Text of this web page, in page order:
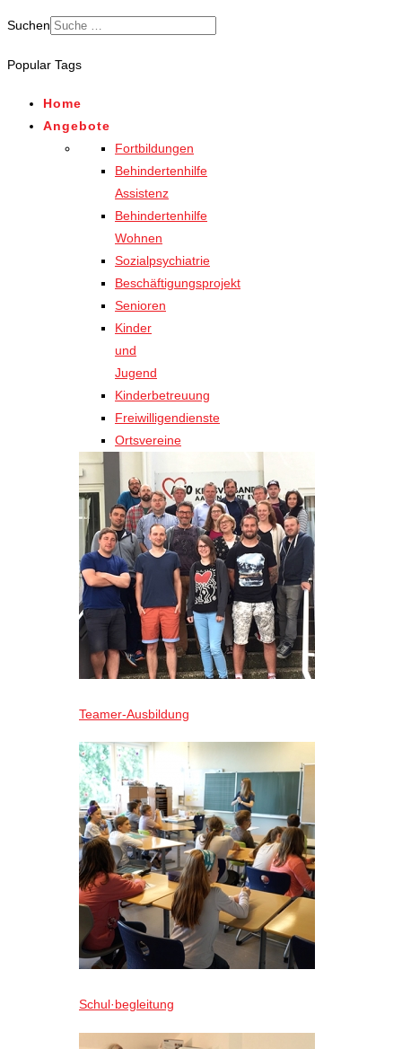
Suchen
for results.
Popular Tags
Home
Angebote
Fortbildungen
Behindertenhilfe
Assistenz
Behindertenhilfe
Wohnen
Sozialpsychiatrie
Beschäftigungsprojekt
Senioren
Kinder
und
Jugend
Kinderbetreuung
Freiwilligendienste
Ortsvereine
Teamer-Ausbildung
Schul·begleitung